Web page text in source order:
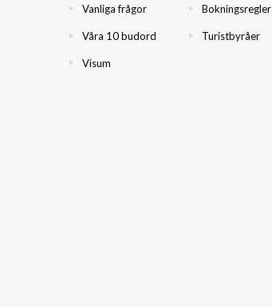
Vanliga frågor Bokningsregler
Våra 10 budord Turistbyråer
Visum